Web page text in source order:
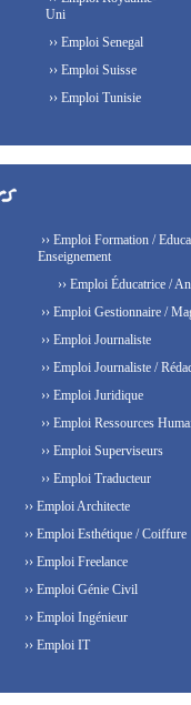
Uni
›› Emploi Senegal
›› Emploi Suisse
›› Emploi Tunisie
›› Emploi Formation /
Enseignement
›› Emploi Éducatrice /
›› Emploi Gestionnaire /
›› Emploi Journaliste
›› Emploi Journaliste /
›› Emploi Juridique
›› Emploi Ressources
›› Emploi Superviseurs
›› Emploi Traducteur
›› Emploi Architecte
›› Emploi Esthétique / Coiffure
›› Emploi Freelance
›› Emploi Génie Civil
›› Emploi Ingénieur
›› Emploi IT